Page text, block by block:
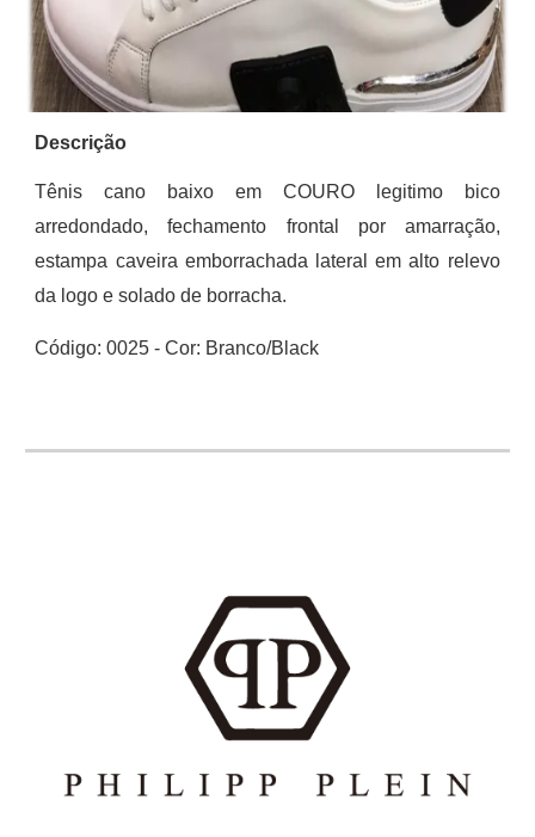
Descrição
Tênis cano baixo em COURO legitimo bico
arredondado, fechamento frontal por amarração,
estampa caveira emborrachada lateral em alto relevo
da logo e solado de borracha.
Código: 0025 -Cor: Branco/Black